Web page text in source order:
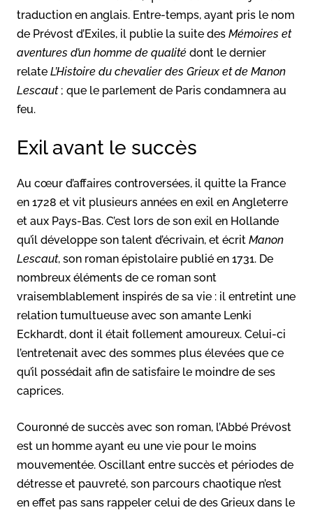
traduction en anglais. Entre-temps, ayant pris le nom
de Prévost d’Exiles, il publie la suite des Mémoires et
aventures d’un homme de qualité dont le dernier
relate L’Histoire du chevalier des Grieux et de Manon
Lescaut; que le parlement de Paris condamnera au
feu.
Exil avant le succès
Au cœur d’affaires controversées, il quitte la France
en 1728 et vit plusieurs années en exil en Angleterre
et aux Pays-Bas. C’est lors de son exil en Hollande
qu’il développe son talent d’écrivain, et écrit Manon
Lescaut, son roman épistolaire publié en 1731. De
nombreux éléments de ce roman sont
vraisemblablement inspirés de sa vie : il entretint une
relation tumultueuse avec son amante Lenki
Eckhardt, dont il était follement amoureux. Celui-ci
l’entretenait avec des sommes plus élevées que ce
qu’il possédait afin de satisfaire le moindre de ses
caprices.
Couronné de succès avec son roman, l’Abbé Prévost
est un homme ayant eu une vie pour le moins
mouvementée. Oscillant entre succès et périodes de
détresse et pauvreté, son parcours chaotique n’est
en effet pas sans rappeler celui de des Grieux dans le